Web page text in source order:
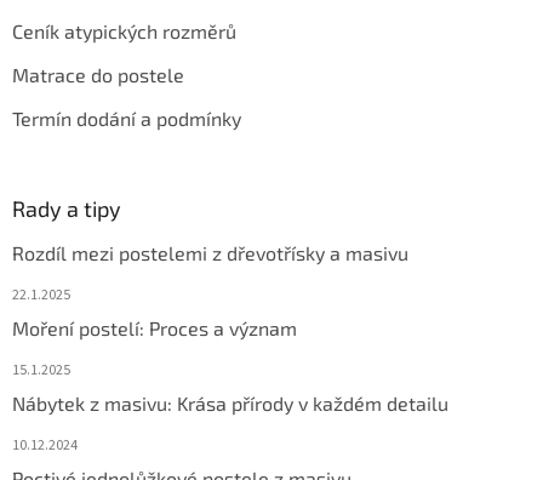
Ceník atypických rozměrů
Matrace do postele
Termín dodání a podmínky
Rady a tipy
Rozdíl mezi postelemi z dřevotřísky a masivu
22.1.2025
Moření postelí: Proces a význam
15.1.2025
Nábytek z masivu: Krása přírody v každém detailu
10.12.2024